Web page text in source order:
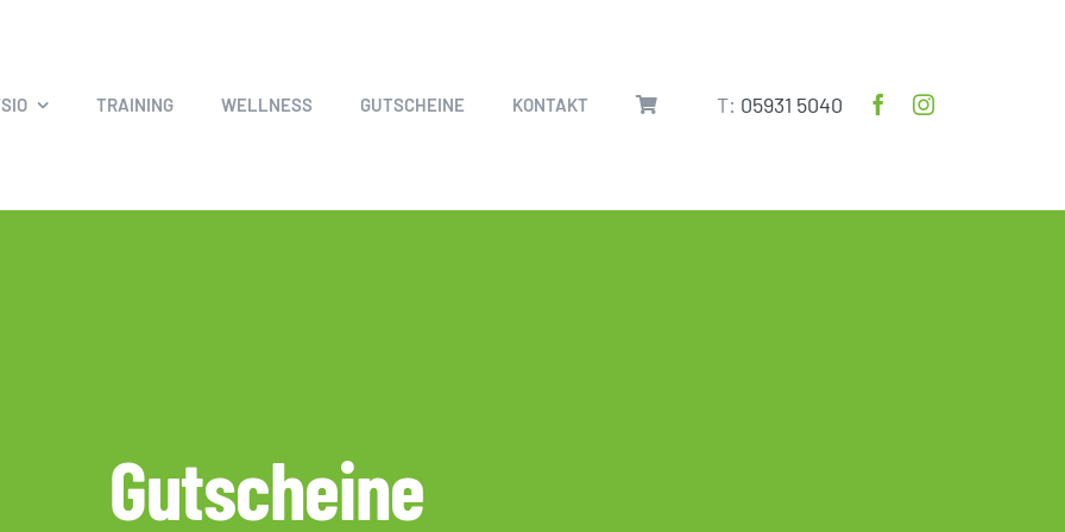
TRAINING WELLNESS GUTSCHEINE KONTAKT T: 05931 5040
Gutscheine